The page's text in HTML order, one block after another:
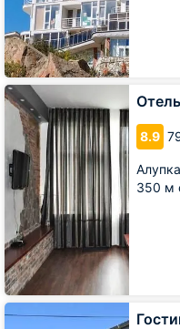
8.9
350 м
Отель
Арзамас
Гостиница